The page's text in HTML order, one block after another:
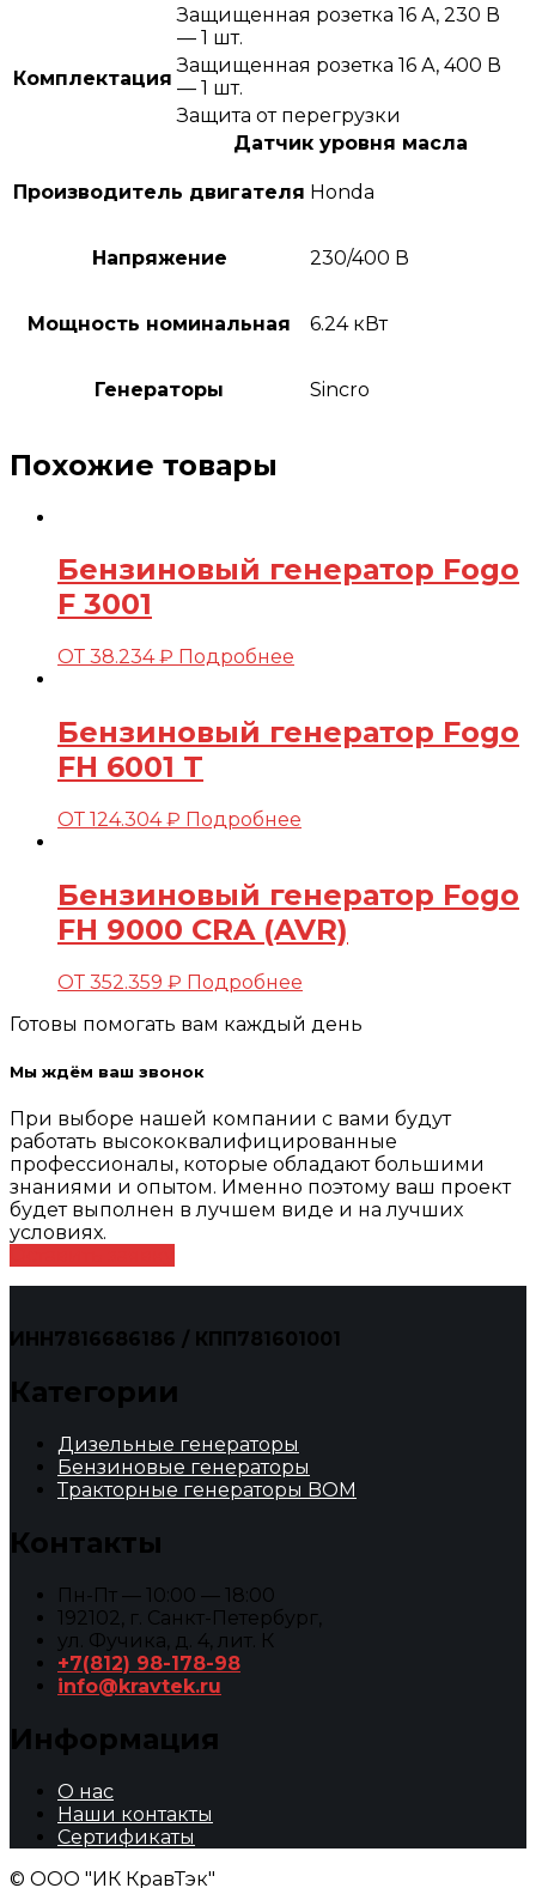
Комплектация
Защищенная розетка 16 А, 230 В
— 1 шт.
Защищенная розетка 16 А, 400 В
— 1 шт.
Защита от перегрузки
Датчик уровня масла
Производитель двигателя Honda
Напряжение 230/400 В
Мощность номинальная 6.24 кВт
Генераторы Sincro
Похожие товары
Бензиновый генератор Fogo
F 3001
ОТ 38.234₽ Подробнее
Бензиновый генератор Fogo
FH 6001 T
ОТ 124.304₽ Подробнее
Бензиновый генератор Fogo
FH 9000 CRA (AVR)
ОТ 352.359 ₽ Подробнее
Готовы помогать вам каждый день
Мы ждём ваш звонок
При выборе нашей компании с вами будут
работать высококвалифицированные
профессионалы, которые обладают большими
знаниями и опытом. Именно поэтому ваш проект
будет выполнен в лучшем виде и на лучших
условиях.
ИНН7816686186 / КПП781601001
Категории
Дизельные генераторы
Бензиновые генераторы
Тракторные генераторы BOM
Контакты
Пн-Пт — 10:00 — 18:00
192102, г. Санкт-Петербург,
ул. Фучика, д. 4, лит. К
+7(812) 98-178-98
info@kravtek.ru
Информация
О нас
Наши контакты
Сертификаты
© ООО "ИК КравТэк"